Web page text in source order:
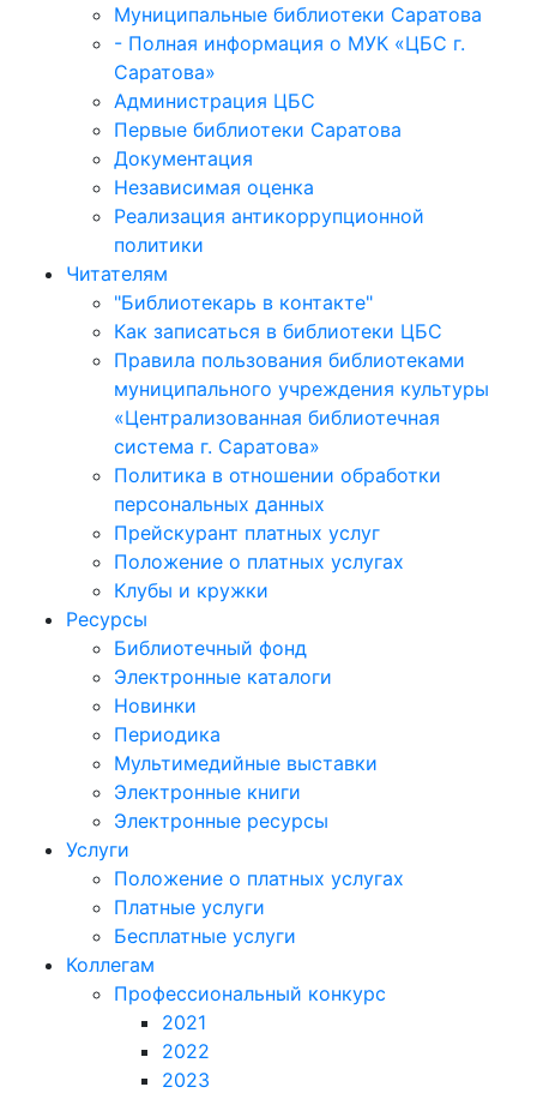
Муниципальные библиотеки Саратова
- Полная информация о МУК «ЦБС г.
Саратова»
Администрация ЦБС
Первые библиотеки Саратова
Документация
Независимая оценка
Реализация антикоррупционной
политики
Читателям
"Библиотекарь в контакте"
Как записаться в библиотеки ЦБС
Правила пользования библиотеками
муниципального учреждения культуры
«Централизованная библиотечная
система г. Саратова»
Политика в отношении обработки
персональных данных
Прейскурант платных услуг
Положение о платных услугах
Клубы и кружки
Ресурсы
Библиотечный фонд
Электронные каталоги
Новинки
Периодика
Мультимедийные выставки
Электронные книги
Электронные ресурсы
Услуги
Положение о платных услугах
Платные услуги
Бесплатные услуги
Коллегам
Профессиональный конкурс
2021
2022
2023